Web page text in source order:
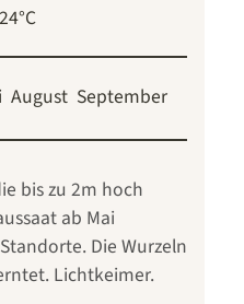
August September
bis zu 2m hoch
ab Mai
Die Wurzeln
Lichtkeimer.